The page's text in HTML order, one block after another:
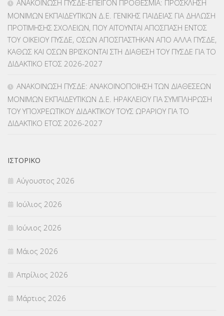
ΛΟΙΠΑ(309)
ΜΑΘΗΤΕΙΑ(275)
ΜΕΤΑΘΕΣΕΙΣ-ΤΟΠΟΘΕΤΗΣΕΙΣ ΒΕΛΤΙΩΣΕΙΣ(319)
ΜΕΤΑΦΟΡΑ ΜΑΘΗΤΩΝ(3)
ΝΟΜΟΘΕΣΙΑ(66)
ΑΝΑΚΟΙΝΩΣΗ ΠΥΣΔΕ-ΕΠΕΙΓΟΝ ΠΡΟΘΕΣΜΙΑ: ΠΡΟΣΚΛΗΣΗ
ΜΟΝΙΜΩΝ ΕΚΠΑΙΔΕΥΤΙΚΩΝ Δ.Ε. ΓΕΝΙΚΗΣ ΠΑΙΔΕΙΑΣ ΓΙΑ ΔΗΛΩΣΗ
ΠΡΟΤΙΜΗΣΗΣ ΣΧΟΛΕΙΩΝ, ΠΟΥ ΑΙΤΟΥΝΤΑΙ ΑΠΟΣΠΑΣΗ ΕΝΤΟΣ
ΤΟΥ ΟΙΚΕΙΟΥ ΠΥΣΔΕ, ΟΣΩΝ ΑΠΟΣΠΑΣΤΗΚΑΝ ΑΠΟ ΑΛΛΑ ΠΥΣΔΕ,
ΚΑΘΩΣ ΚΑΙ ΟΣΩΝ ΒΡΙΣΚΟΝΤΑΙ ΣΤΗ ΔΙΑΘΕΣΗ ΤΟΥ ΠΥΣΔΕ ΓΙΑ ΤΟ
ΔΙΔΑΚΤΙΚΟ ΕΤΟΣ 2026-2027
ΑΝΑΚΟΙΝΩΣΗ ΠΥΣΔΕ: ΑΝΑΚΟΙΝΟΠΟΙΗΣΗ ΤΩΝ ΔΙΑΘΕΣΕΩΝ
ΜΟΝΙΜΩΝ ΕΚΠΑΙΔΕΥΤΙΚΩΝ Δ.Ε. ΗΡΑΚΛΕΙΟΥ ΓΙΑ ΣΥΜΠΛΗΡΩΣΗ
ΤΟΥ ΥΠΟΧΡΕΩΤΙΚΟΥ ΔΙΔΑΚΤΙΚΟΥ ΤΟΥΣ ΩΡΑΡΙΟΥ ΓΙΑ ΤΟ
ΔΙΔΑΚΤΙΚΟ ΕΤΟΣ 2026-2027
ΙΣΤΟΡΙΚΌ
Αύγουστος 2026
Ιούλιος 2026
Ιούνιος 2026
Μάιος 2026
Απρίλιος 2026
Μάρτιος 2026